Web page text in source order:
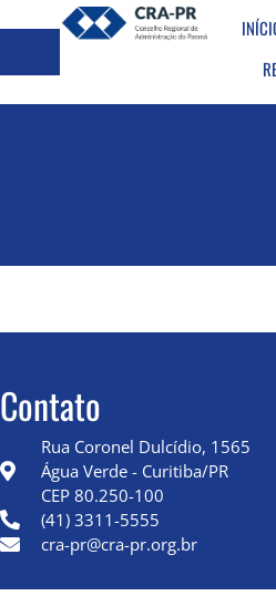
Contato
Rua Coronel Dulcídio, 1565
Água Verde - Curitiba/PR
CEP 80.250-100
(41) 3311-5555
cra-pr@cra-pr.org.br